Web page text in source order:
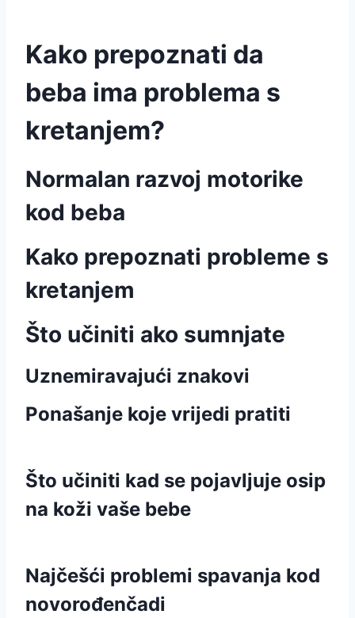
Kako prepoznati da
beba ima problema s
kretanjem?
Normalan razvoj motorike
kod beba
Kako prepoznati probleme s
kretanjem
Što učiniti ako sumnjate
Uznemiravajući znakovi
Ponašanje koje vrijedi pratiti
Što učiniti kad se pojavljuje osip
na koži vaše bebe
Najčešći problemi spavanja kod
novorođenčadi